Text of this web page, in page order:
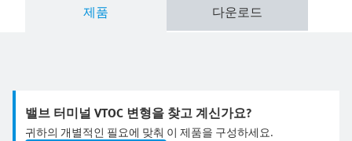
제품 다운로드
밸브 터미널 VTOC 변형을 찾고 계신가요?
귀하의 개별적인 필요에 맞춰 이 제품을 구성하세요.